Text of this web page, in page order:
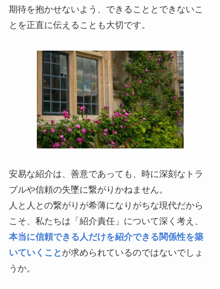
期待を抱かせないよう、できることとできないこ
とを正直に伝えることも大切です。
安易な紹介は、善意であっても、時に深刻なトラ
ブルや信頼の失墜に繋がりかねません。
人と人との繋がりが希薄になりがちな現代だから
こそ、私たちは「紹介責任」について深く考え、
本当に信頼できる人だけを紹介できる関係性を築
いていくこと が求められているのではないでしょ
うか。